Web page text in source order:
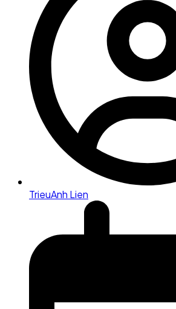
TrieuAnh Lien